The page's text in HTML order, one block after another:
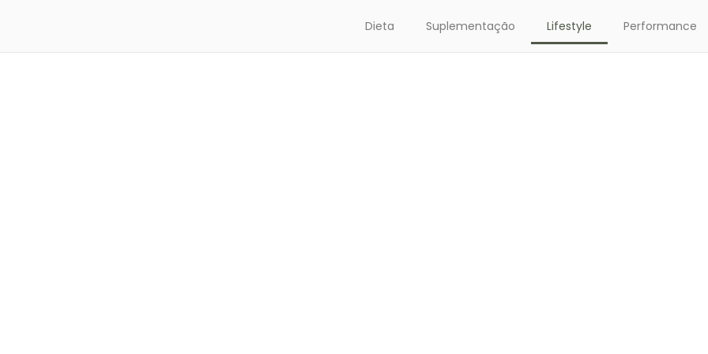
Dieta Suplementação Lifestyle Performance